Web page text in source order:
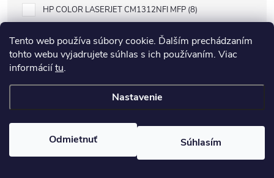
Tento web používa súbory cookie. Ďalším prechádzaním
tohto webu vyjadrujete súhlas s ich používaním. Viac
informáciítu.
Nastavenie
Odmietnuť Súhlasím
HP COLOR LASERJET CM1312NFI MFP 8
HP COLOR LASERJET CM1312WB MFP 8
HP COLOR LASERJET CM1312WI MFP
HP COLOR LASERJET CM1500 SERIES 8
HP COLOR LASERJET CM1512H 8